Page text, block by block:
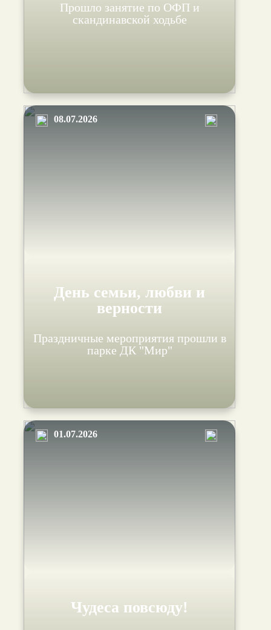
Прошло занятие по ОФП и
скандинавской ходьбе
08.07.2026
День семьи, любви и
верности
Праздничные мероприятия прошли в
парке ДК "Мир"
01.07.2026
Чудеса повсюду!